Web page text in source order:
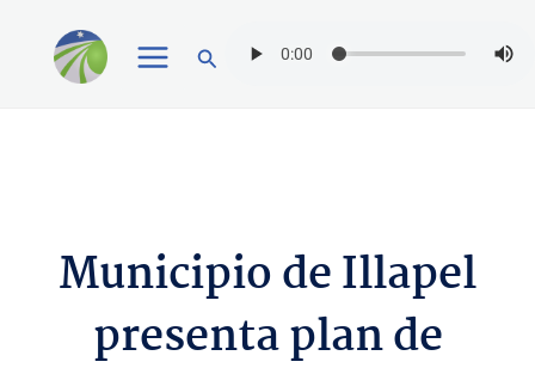
Buscar
Municipio de Illapel
presenta plan de